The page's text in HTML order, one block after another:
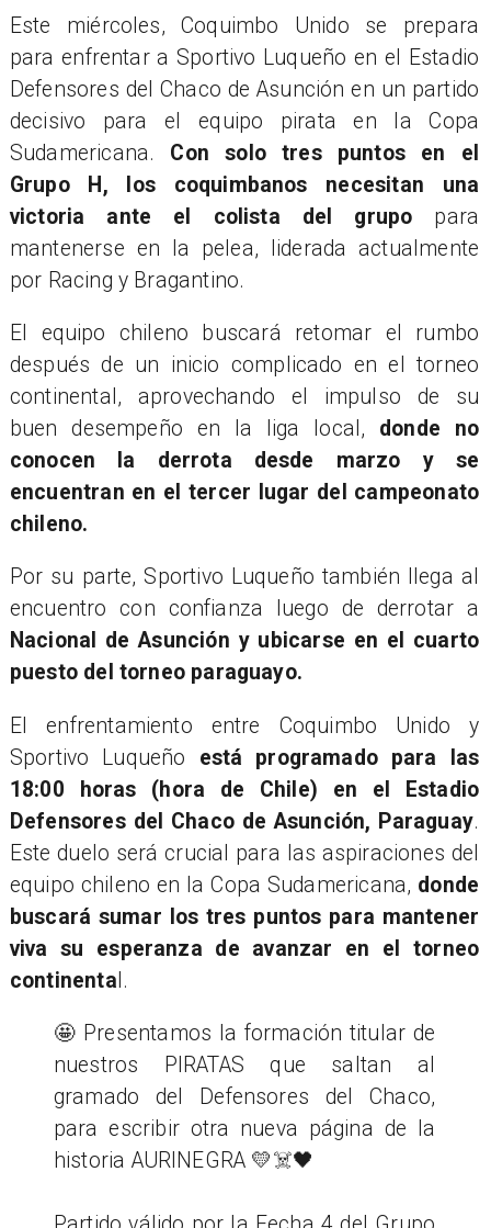
Este miércoles, Coquimbo Unido se prepara
para enfrentar a Sportivo Luqueño en el Estadio
Defensores del Chaco de Asunción en un partido
decisivo para el equipo pirata en la Copa
Sudamericana. Con solo tres puntos en el
Grupo H, los coquimbanos necesitan una
victoria ante el colista del grupo para
mantenerse en la pelea, liderada actualmente
por Racing y Bragantino.
El equipo chileno buscará retomar el rumbo
después de un inicio complicado en el torneo
continental, aprovechando el impulso de su
buen desempeño en la liga local, donde no
conocen la derrota desde marzo y se
encuentran en el tercer lugar del campeonato
chileno.
Por su parte, Sportivo Luqueño también llega al
encuentro con confianza luego de derrotar a
Nacional de Asunción y ubicarse en el cuarto
puesto del torneo paraguayo.
El enfrentamiento entre Coquimbo Unido y
Sportivo Luqueño está programado para las
18:00 horas (hora de Chile) en el Estadio
Defensores del Chaco de Asunción, Paraguay.
Este duelo será crucial para las aspiraciones del
equipo chileno en la Copa Sudamericana, donde
buscará sumar los tres puntos para mantener
viva su esperanza de avanzar en el torneo
continenta l.
🤩 Presentamos la formación titular de
nuestros PIRATAS que saltan al
gramado del Defensores del Chaco,
para escribir otra nueva página de la
historia AURINEGRA 💛☠️🖤